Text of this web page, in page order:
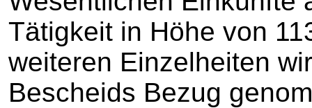
Tätigkeit in Höhe von
weiteren Einzelheiten
Bescheids Bezug